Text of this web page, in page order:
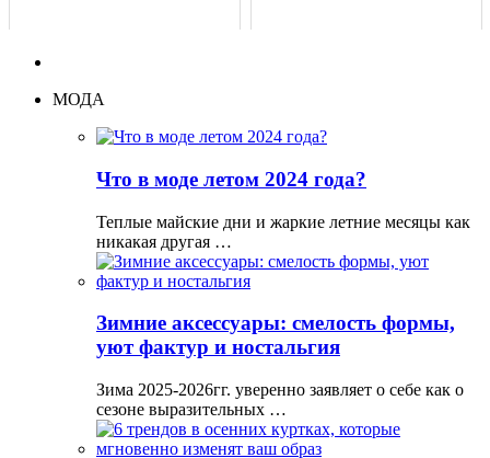
МОДА
Что в моде летом 2024 года?
Теплые майские дни и жаркие летние месяцы как
никакая другая …
Зимние аксессуары: смелость формы,
уют фактур и ностальгия
Зима 2025-2026гг. уверенно заявляет о себе как о
сезоне выразительных …